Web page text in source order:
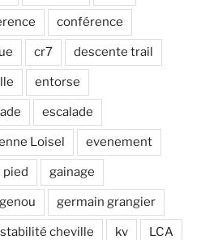
conférence
cr7 descente trail
entorse
escalade
Loisel evenement
gainage
genou germain grangier
cheville kv LCA